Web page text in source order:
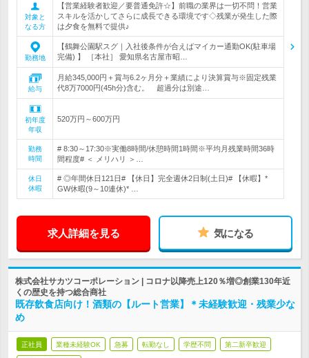
対象と
なる方
【営業経験者歓迎／要普通免許☆】前職の業界は一切不問！営業
スキルを活かしてさらに成長できる環境です◇残業が発生した際
は夕食を無料で提供♪
勤務地
【鶴舞公園駅スグ｜入社後条件が合えばマイカー通勤OK(駐車場
完備) 】 ［本社］ 愛知県名古屋市昭…
給与
月給345,000円＋賞与6.2ヶ月分＋業績により決算賞与※固定残業
代8万7000円(45h分)含む。 超過分は別途…
初年度
年収
520万円～600万円
勤務
時間
# 8:30～17:30※実働8時間/休憩時間1時間※平均月残業時間36時
間程度# ＜ メリハリ ＞…
休日
休暇
# ◎年間休日121日# 【休日】完全週休2日制(土日)# 【休暇】*
GW休暇(9～10連休)* …
求人詳細を見る 気になる
株式会社サカツコーポレーション | コロナ以降売上120％増◎創業130年近
くの歴史を持つ総合商社
既存飲食店向け！酒類の【ルート営業】＊未経験歓迎・残業少な
め
正社員 業種未経験OK 急募 転勤なし 学歴不問 第二新卒歓迎